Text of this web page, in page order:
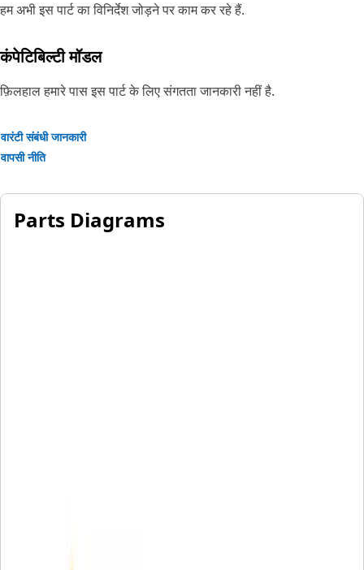
हम अभी इस पार्ट का विनिर्देश जोड़ने पर काम कर रहे हैं.
कंपेटिबिल्टी मॉडल
फ़िलहाल हमारे पास इस पार्ट के लिए संगतता जानकारी नहीं है.
वारंटी संबंधी जानकारी
वापसी नीति
Parts Diagrams